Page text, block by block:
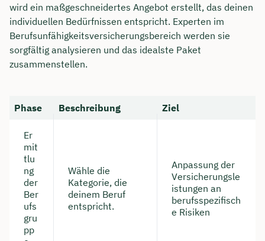
wird ein maßgeschneidertes Angebot erstellt, das deinen
individuellen Bedürfnissen entspricht. Experten im
Berufsunfähigkeitsversicherungsbereich werden sie
sorgfältig analysieren und das idealste Paket
zusammenstellen.
Phase Beschreibung Ziel
Er
mit
tlu
ng
der
Ber
ufs
gru
pp
Wähle die
Kategorie, die
deinem Beruf
entspricht.
Anpassung der
Versicherungsle
istungen an
berufsspezifisch
e Risiken